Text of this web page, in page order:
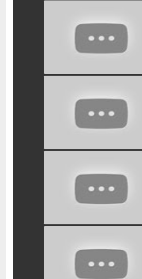
watch video
watch video
watch video
watch video